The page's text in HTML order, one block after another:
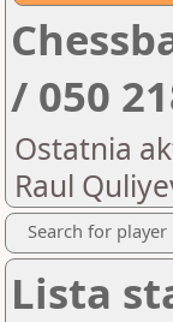
/ 050
Ostatnia
Raul
Search for player
Lista